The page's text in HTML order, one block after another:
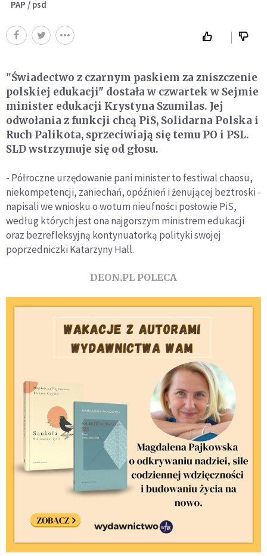
PAP / psd
"Świadectwo z czarnym paskiem za zniszczenie
polskiej edukacji" dostała w czwartek w Sejmie
minister edukacji Krystyna Szumilas. Jej
odwołania z funkcji chcą PiS, Solidarna Polska i
Ruch Palikota, sprzeciwiają się temu PO i PSL.
SLD wstrzymuje się od głosu.
- Półroczne urzędowanie pani minister to festiwal chaosu,
niekompetencji, zaniechań, opóźnień i żenującej beztroski -
napisali we wniosku o wotum nieufności posłowie PiS,
według których jest ona najgorszym ministrem edukacji
oraz bezrefleksyjną kontynuatorką polityki swojej
poprzedniczki Katarzyny Hall.
DEON.PL POLECA